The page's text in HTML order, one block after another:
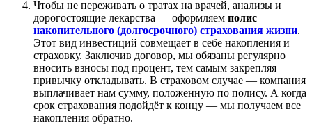
Чтобы не переживать о тратах на врачей, анализы и
дорогостоящие лекарства — оформляем полис
накопительного (долгосрочного) страхования жизни.
Этот вид инвестиций совмещает в себе накопления и
страховку. Заключив договор, мы обязаны регулярно
вносить взносы под процент, тем самым закрепляя
привычку откладывать. В страховом случае — компания
выплачивает нам сумму, положенную по полису. А когда
срок страхования подойдёт к концу — мы получаем все
накопления обратно.